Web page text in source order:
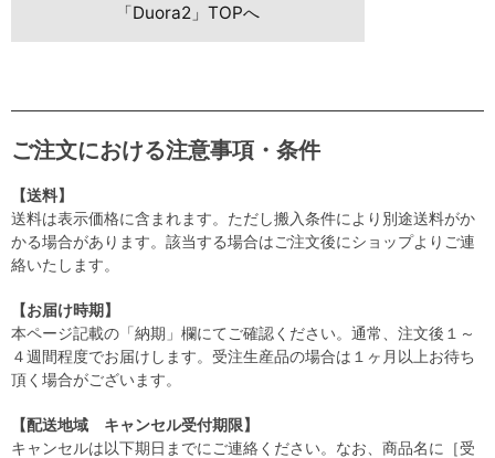
「Duora2」TOPへ
ご注文における注意事項・条件
【送料】
送料は表示価格に含まれます。ただし搬入条件により別途送料がか
かる場合があります。該当する場合はご注文後にショップよりご連
絡いたします。
【お届け時期】
本ページ記載の「納期」欄にてご確認ください。通常、注文後１～
４週間程度でお届けします。受注生産品の場合は１ヶ月以上お待ち
頂く場合がございます。
【配送地域 キャンセル受付期限】
キャンセルは以下期日までにご連絡ください。なお、商品名に［受